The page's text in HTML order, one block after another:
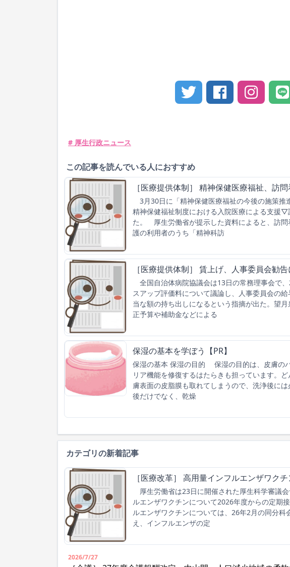
# 厚生行政ニュース
この記事を読んでいる人におすすめ
［医療提供体制］ 精神保健医療福祉、訪
3月30日に「精神保健医療福祉の今後の施策
精神保健福祉制度における入院医療による支援
た。 厚生労働省が提示した資料によると、訪
護の利用者のうち「精神科訪
［医療提供体制］ 賃上げ、人事委員会
全国自治体病院協議会は13日の常務理事会で
スアップ評価料について議論し、人事委員会の
当な額の持ち出しになるという指摘が出た。望
正予算や補助金などによる
保湿の基本を学ぼう【PR】
保湿の基本 保湿の目的 保湿の目的は、皮膚の
リア機能を修復するはたらきも担っています。
膚表面の皮脂膜も取れてしまうので、洗浄後に
後だけでなく、乾燥
カテゴリの新着記事
［医療改革］ 高用量インフルエンザワク
厚生労働省は23日に開催された厚生科学審議
ルエンザワクチンについて2026年度からの定
ルエンザワクチンについては、26年2月の同分
え、インフルエンザの定
2026/7/27